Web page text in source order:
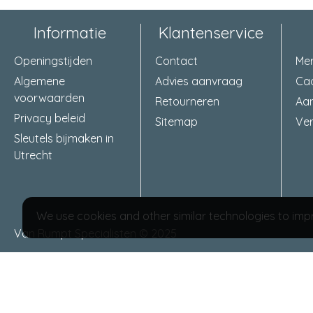
Informatie
Openingstijden
Algemene
voorwaarden
Privacy beleid
Sleutels bijmaken in
Utrecht
Klantenservice
Contact
Advies aanvraag
Retourneren
Sitemap
Van Rumpt Specialisten © 2025
We use cookies and other similar technologies to